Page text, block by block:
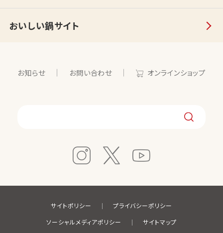
おいしい鍋サイト
お知らせ お問い合わせ オンラインショップ
サイトポリシー
プライバシーポリシー
ソーシャルメディアポリシー
サイトマップ